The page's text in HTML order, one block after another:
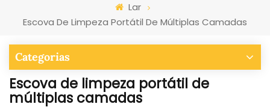
Lar
Escova De Limpeza Portátil De Múltiplas Camadas
Categorias
Escova de limpeza portátil de
múltiplas camadas